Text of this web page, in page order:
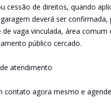
cessão de direitos, quando
deverá ser confirmada,
de vaga vinculada, área comum
público cercado.
atendimento
contato agora mesmo e